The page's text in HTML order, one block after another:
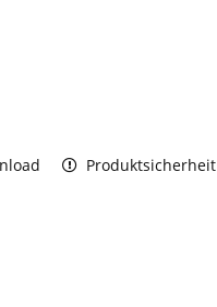
Produktsicherheit